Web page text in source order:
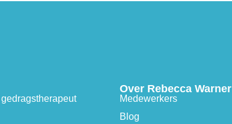
Over Rebecca Warner
Medewerkers
Blog